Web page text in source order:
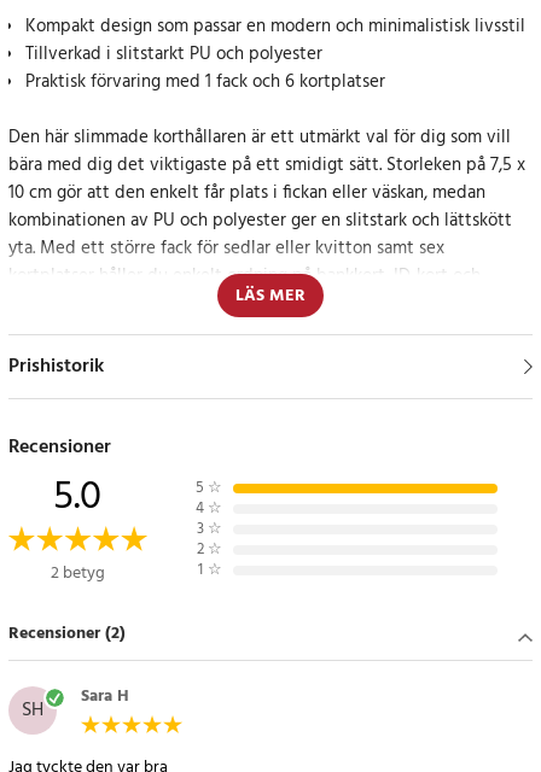
Kompakt design som passar en modern och minimalistisk livsstil
Tillverkad i slitstarkt PU och polyester
Praktisk förvaring med 1 fack och 6 kortplatser
Den här slimmade korthållaren är ett utmärkt val för dig som vill
bära med dig det viktigaste på ett smidigt sätt. Storleken på 7,5 x
10 cm gör att den enkelt får plats i fickan eller väskan, medan
kombinationen av PU och polyester ger en slitstark och lättskött
yta. Med ett större fack för sedlar eller kvitton samt sex
kortplatser håller du enkelt ordning på bankkort, ID-kort och
Smart och stilren förvaring i vardagen
med plats i fickan eller väskan. De sex kortplatserna håller korten
designen gör korthållaren till en praktisk accessoar för vardagsbruk.
Specifikationer
- Färg: Rosa
- Mått: 7,5 x 10 cm
- Förvaring: 1 fack och 6 kortplatser
Artikelnummer: 107647
LÄS MER
Prishistorik
Recensioner
5.0
2 betyg
5 ☆
4 ☆
3 ☆
2 ☆
1 ☆
Recensioner (2)
SH Sara H